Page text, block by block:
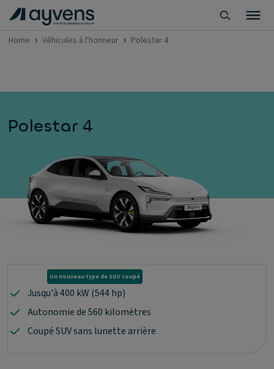
Home Véhicules à l'honneur Polestar 4
Polestar 4
Un nouveau type de SUV coupé
Jusqu'à 400 kW (544 hp)
Autonomie de 560 kilomètres
Coupé SUV sans lunette arrière